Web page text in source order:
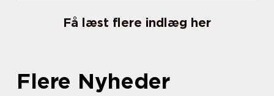
Få læst flere indlæg her
Flere Nyheder